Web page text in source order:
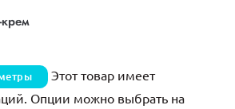
Этот товар имеет
Опции можно выбрать на